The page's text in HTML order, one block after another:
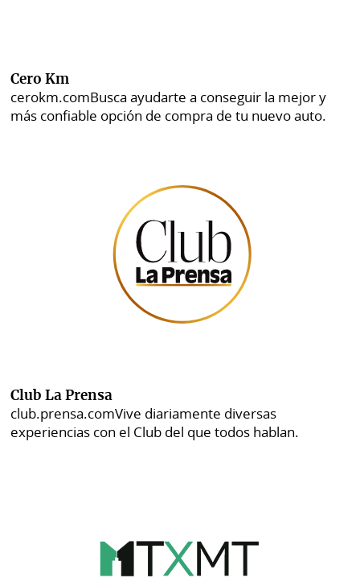
Cero Km
cerokm.comBusca ayudarte a conseguir la mejor y
más confiable opción de compra de tu nuevo auto.
Club La Prensa
club.prensa.comVive diariamente diversas
experiencias con el Club del que todos hablan.